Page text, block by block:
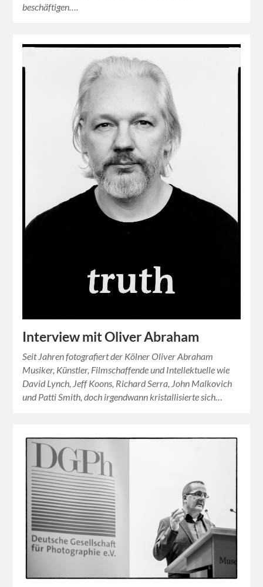
beschäftigen….
Interview mit Oliver Abraham
Seit Jahren fotografiert der Kölner Oliver Abraham
Musiker, Künstler, Filmschaffende und Intellektuelle wie
David Lynch, Jeff Koons, Richard Serra, John Malkovich
und Patti Smith, doch irgendwann kristallisierte sich…